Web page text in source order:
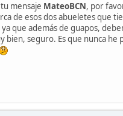
mensaje MateoBCN, por
de esos dos abueletes que
que además de guapos,
bien, seguro. Es que nunca he